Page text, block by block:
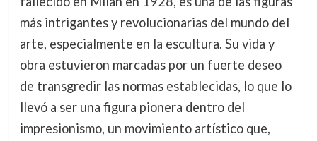
más intrigantes y revolucionarias del mundo del
arte, especialmente en la escultura. Su vida y
obra estuvieron marcadas por un fuerte deseo
de transgredir las normas establecidas, lo que lo
llevó a ser una figura pionera dentro del
impresionismo, un movimiento artístico que,